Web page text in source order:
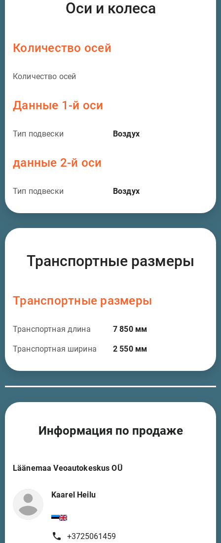
Оси и колеса
Количество осей
Количество осей
Данные 1-й оси
Тип подвески Воздух
данные 2-й оси
Тип подвески Воздух
Транспортные размеры
Транспортные размеры
Транспортная длина 7 850 мм
Транспортная ширина 2 550 мм
Информация по продаже
Läänemaa Veoautokeskus OÜ
Kaarel Heilu
+3725061459